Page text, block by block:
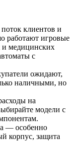
клиентов и
работают игровые
и медицинских
с
ожидают,
наличными, но
на
модели с
— особенно
корпус, защита